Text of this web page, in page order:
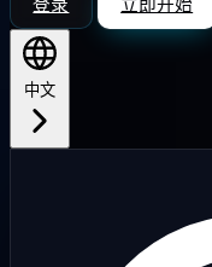
中文